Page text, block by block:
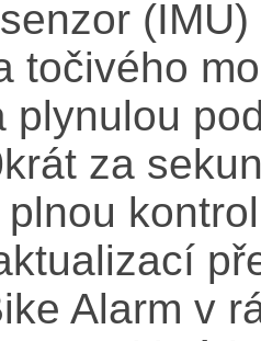
točivého
plynulou
za
Alarm v